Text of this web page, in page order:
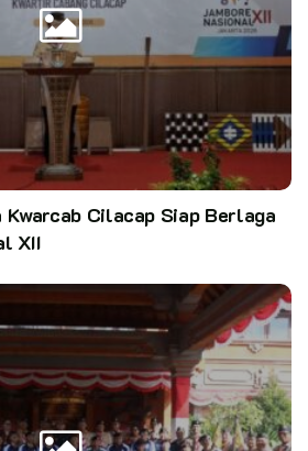
Scout Innovation dibuka secara
tanggal 15 September 2020 pukul
kegiatan ini dihadiri oleh Kak Khofifah
dan Kak Saifullah Yusuf (Ketua
virtual launching ini
Judika.
(Kak Okta & Kak Nastadia)
Kwarcab Cilacap Siap Berlaga
XII